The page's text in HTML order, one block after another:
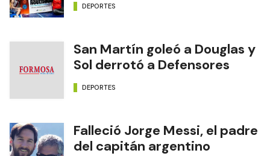
DEPORTES
San Martín goleó a Douglas y
Sol derrotó a Defensores
DEPORTES
Falleció Jorge Messi, el padre
del capitán argentino